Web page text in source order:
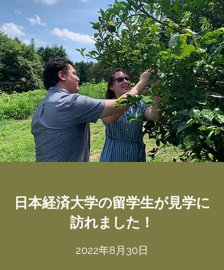
日本経済大学の留学生が見学に
訪れました！
2022年8月30日